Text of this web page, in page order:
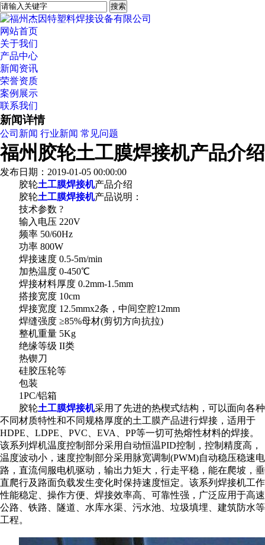
网站首页
关于我们
产品中心
新闻资讯
荣誉资质
案例展示
联系我们
新闻详情
公司新闻 行业新闻 常见问题
福州胶轮土工膜焊接机产品介绍
发布日期：2019-01-05 00:00:00
胶轮土工膜焊接机产品介绍
胶轮土工膜焊接机产品说明：
技术参数 ?
输入电压 220V
频率 50/60Hz
功率 800W
焊接速度 0.5-5m/min
加热温度 0-450℃
焊接材料厚度 0.2mm-1.5mm
搭接宽度 10cm
焊接宽度 12.5mmx2条，中间空腔12mm
焊缝强度 ≥85%母材(剪切方向抗拉)
整机重量 5Kg
绝缘等级 II类
热锲刀
硅胶压轮等
包装
1PC/铝箱
胶轮土工膜焊接机采用了先进的热楔式结构，可以面向各种
不同材质特性和不同规格厚度的土工膜产品进行焊接，适用于
HDPE、LDPE、PVC、EVA、PP等一切可热熔性材料的焊接。
该系列焊机温度控制部分采用自动恒温PID控制，控制精度高，
温度波动小，速度控制部分采用脉宽调制(PWM)自动稳压稳速电
路，直流伺服电机驱动，输出力矩大，行走平稳，能在爬坡，垂
直爬行及路面负载发生变化时保持速度恒定。该系列焊接机工作
性能稳定、操作方便、焊接效率高、可靠性强，广泛应用于高速
公路、铁路、隧道、水库水渠、污水池、垃圾填埋、建筑防水等
工程。